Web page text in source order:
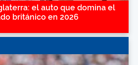
el auto que domina el
británico en 2026